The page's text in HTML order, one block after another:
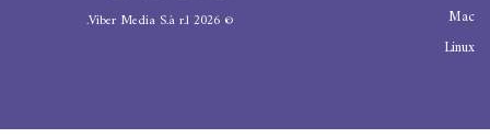
Mac
Linux
©
2026
Viber Media S.à r.l.